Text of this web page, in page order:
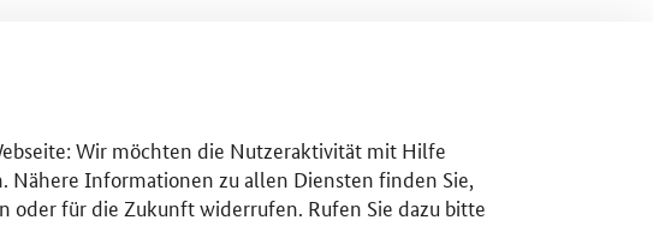
Wir möchten die Nutzeraktivität mit Hilfe
Informationen zu allen Diensten finden Sie,
für die Zukunft widerrufen. Rufen Sie dazu bitte